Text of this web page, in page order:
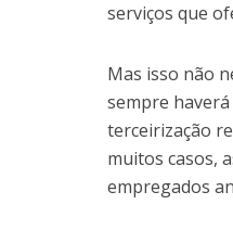
serviços que
Mas isso não
sempre
terceirização
muitos casos,
empregados